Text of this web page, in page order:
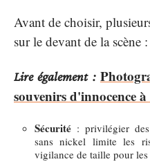
Avant de choisir,
sur le devant de la scène :
Lire également :
souvenirs d'innocence
Sécurité : privilégier
sans nickel limite les
vigilance de taille pour les